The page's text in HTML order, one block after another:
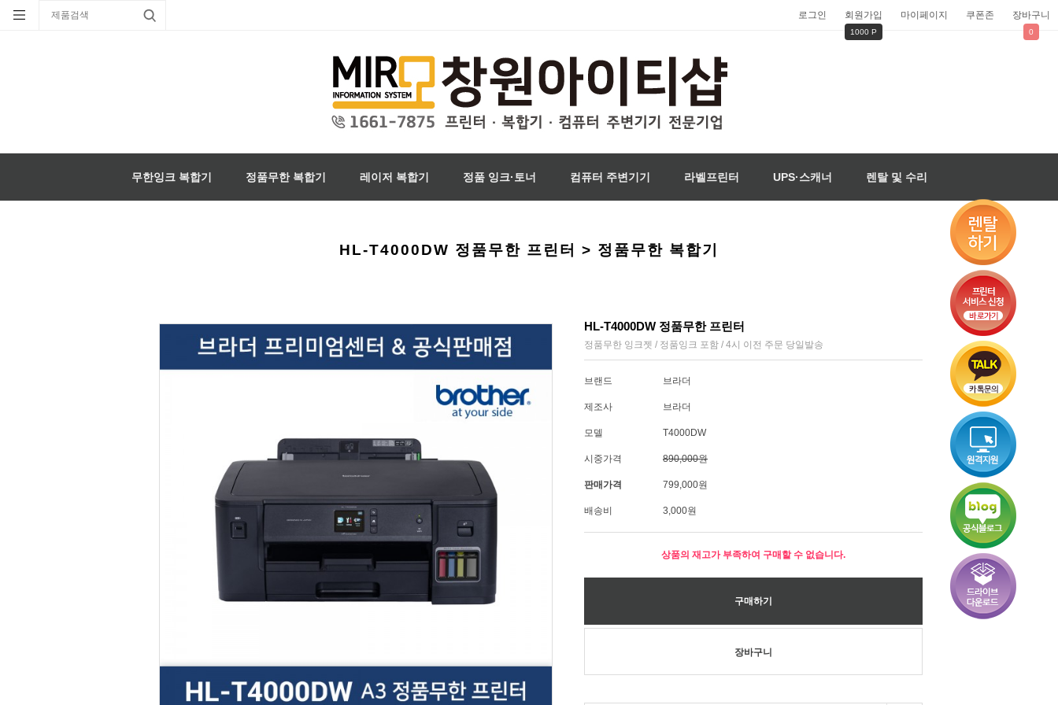
로그인 회원가입
1000 P
마이페이지 쿠폰존 장바구니
0
무한잉크 복합기 정품무한 복합기 레이저 복합기 정품 잉크·토너 컴퓨터 주변기기 라벨프린터 UPS·스캐너 렌탈 및 수리
HL-T4000DW 정품무한 프린터 > 정품무한 복합기
HL-T4000DW 정품무한 프린터
정품무한 잉크젯 / 정품잉크 포함 / 4시 이전 주문 당일발송
브랜드 브라더
제조사 브라더
모델 T4000DW
시중가격 890,000원
판매가격 799,000원
배송비 3,000원
상품의 재고가 부족하여 구매할 수 없습니다.